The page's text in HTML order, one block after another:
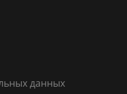
данных